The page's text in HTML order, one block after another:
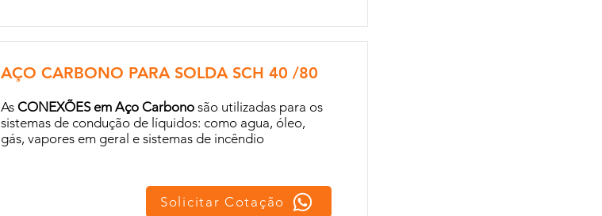
AÇO CARBONO PARA SOLDA SCH 40 /80
As CONEXÕES em Aço Carbono são utilizadas para os
sistemas de condução de líquidos: como agua, óleo,
gás, vapores em geral e sistemas de incêndio
Solicitar Cotação